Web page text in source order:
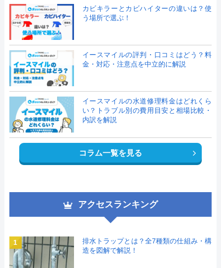
カビキラーとカビハイターの違いは？使
う場所で選ぶ！
イースマイルの評判・口コミはどう？料
金・対応・注意点を中立的に解説
イースマイルの水道修理料金はどれくら
い？トラブル別の費用目安と相場比較・
内訳を解説
コラム一覧を見る
アクセスランキング
1
排水トラップとは？全7種類の仕組み・構
造を図解で解説！